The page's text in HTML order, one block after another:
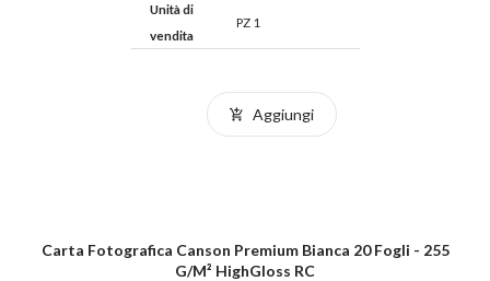
Unità di
vendita
PZ 1
Aggiungi
Carta Fotografica Canson Premium Bianca 20 Fogli - 255
G/m² HighGloss RC